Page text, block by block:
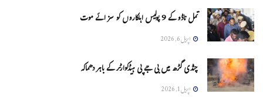
تمل ناڈو کے 9 پولیس اہلکاروں کو سزائے موت
اپریل 6, 2026
چنڈی گڑھ میں بی جے پی ہیڈکوارٹر کے باہر دھماکہ
اپریل 1, 2026